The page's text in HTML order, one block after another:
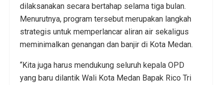
dilaksanakan secara bertahap selama tiga bulan.
Menurutnya, program tersebut merupakan langkah
strategis untuk memperlancar aliran air sekaligus
meminimalkan genangan dan banjir di Kota Medan.
“Kita juga harus mendukung seluruh kepala OPD
yang baru dilantik Wali Kota Medan Bapak Rico Tri